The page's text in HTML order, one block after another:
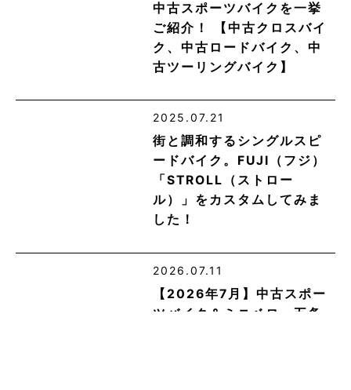
中古スポーツバイクを一挙
ご紹介！ 【中古クロスバイ
ク、中古ロードバイク、中
古ツーリングバイク】
2025.07.21
街と調和するシングルスピ
ードバイク。FUJI（フジ）
「STROLL（ストロー
ル）」をカスタムしてみま
した！
2026.07.11
【2026年7月】中古スポー
ツバイク＆ミニベロ 五条